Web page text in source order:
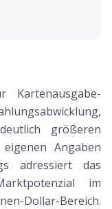
größeren
Angaben
adressiert das
im
Bereich.